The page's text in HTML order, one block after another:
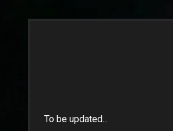
To be updated...